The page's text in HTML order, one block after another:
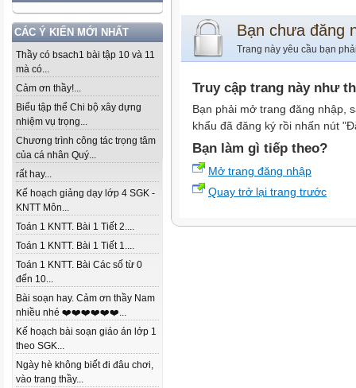
CÁC Ý KIẾN MỚI NHẤT
Thầy có bsach1 bài tập 10 và 11
mà có...
Cảm ơn thầy!...
Biểu tập thể Chi bộ xây dựng
nhiệm vụ trọng...
Chương trình công tác trọng tâm
của cá nhân Quý...
rất hay...
Kế hoạch giảng dạy lớp 4 SGK -
KNTT Môn...
Toán 1 KNTT. Bài 1 Tiết 2....
Toán 1 KNTT. Bài 1 Tiết 1....
Toán 1 KNTT. Bài Các số từ 0
đến 10...
Bài soạn hay. Cảm ơn thầy Nam
nhiều nhé ❤️❤️❤️❤️❤️❤️...
Kế hoạch bài soạn giáo án lớp 1
theo SGK...
Ngày hè không biết đi đâu chơi,
vào trang thầy...
Bạn chưa đăng
Trang này yêu cầu bạn
Truy cập trang này như
Bạn phải mở trang đăng nhập,
khẩu đã đăng ký rồi nhấn nút
Bạn làm gì tiếp theo?
Mở trang đăng nhập
Quay trở lại trang trước